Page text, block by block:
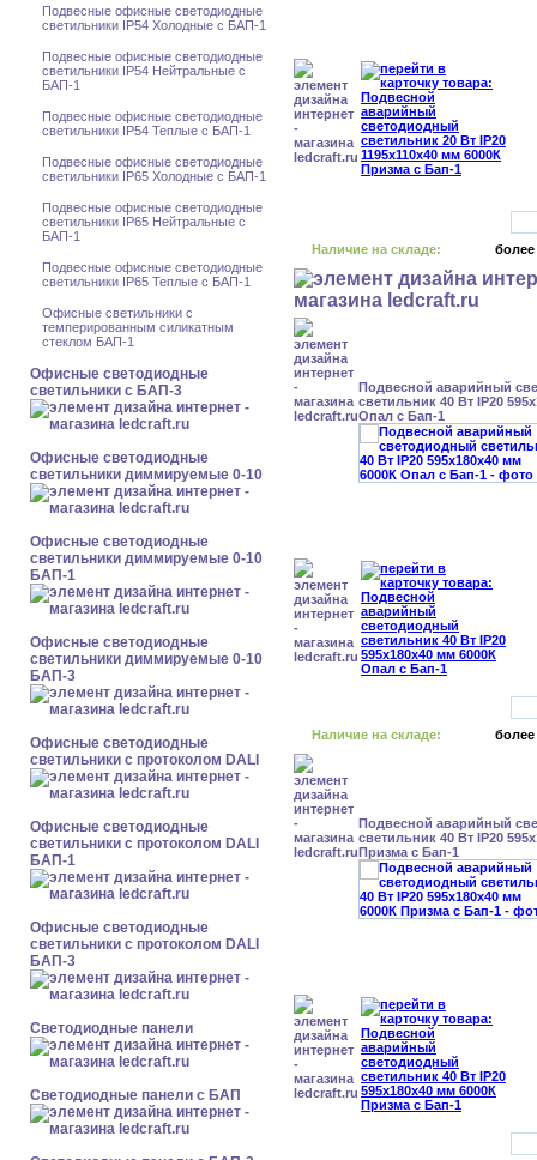
Подвесные офисные светодиодные
светильники IP54 Холодные с БАП-1
Подвесные офисные светодиодные
светильники IP54 Нейтральные с
БАП-1
Подвесные офисные светодиодные
светильники IP54 Теплые с БАП-1
Подвесные офисные светодиодные
светильники IP65 Холодные с БАП-1
Подвесные офисные светодиодные
светильники IP65 Нейтральные с
БАП-1
Подвесные офисные светодиодные
светильники IP65 Теплые с БАП-1
Офисные светильники с
темперированным силикатным
стеклом БАП-1
Офисные светодиодные
светильники с БАП-3
Офисные светодиодные
светильники диммируемые 0-10
Офисные светодиодные
светильники диммируемые 0-10
БАП-1
Офисные светодиодные
светильники диммируемые 0-10
БАП-3
Офисные светодиодные
светильники с протоколом DALI
Офисные светодиодные
светильники с протоколом DALI
БАП-1
Офисные светодиодные
светильники с протоколом DALI
БАП-3
Cветодиодные панели
Cветодиодные панели с БАП
Наличие на складе: более
Подвесной аварийный
светильник 40 Вт IP20
Опал с Бап-1
Наличие на складе: более
Подвесной аварийный
светильник 40 Вт IP20
Призма с Бап-1